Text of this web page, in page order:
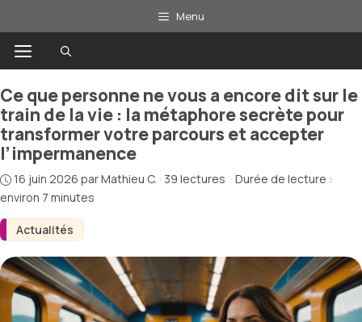
au
contenu
Menu
Menu
Actualités
Ce que personne ne vous a encore dit sur le
train de la vie : la métaphore secrète pour
transformer votre parcours et accepter
l’impermanence
16 juin 2026 parMathieu C. · 39 lectures · Durée de lecture :
environ 7 minutes